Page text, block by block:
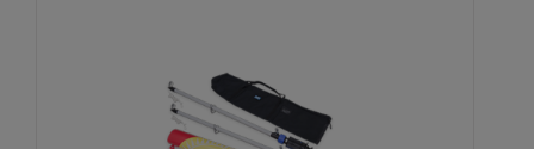
olika
alternativen